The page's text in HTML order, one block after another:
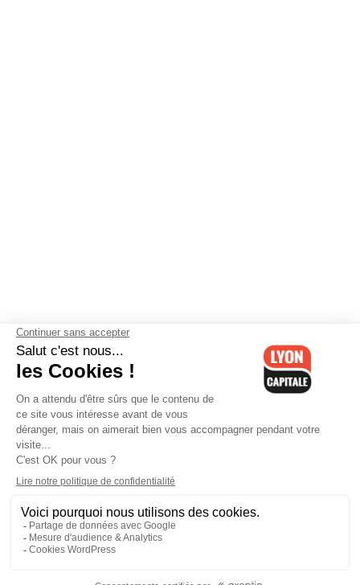
Contactez-nous-Mentions légales-CGV-Politique de
confidentialité-Gestion des cookies